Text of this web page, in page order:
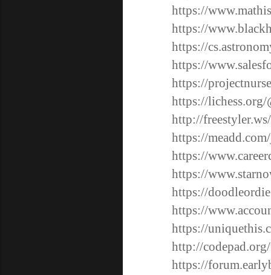
https://
https://
https://
https://
https://
https://
http://
https://
https://
https://
https://
https://
https://
http://
https://